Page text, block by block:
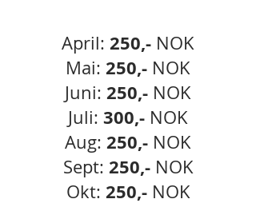
April: 250,- NOK
Mai: 250,- NOK
Juni: 250,- NOK
Juli: 300,- NOK
Aug: 250,- NOK
Sept: 250,-NOK
Okt: 250,-NOK